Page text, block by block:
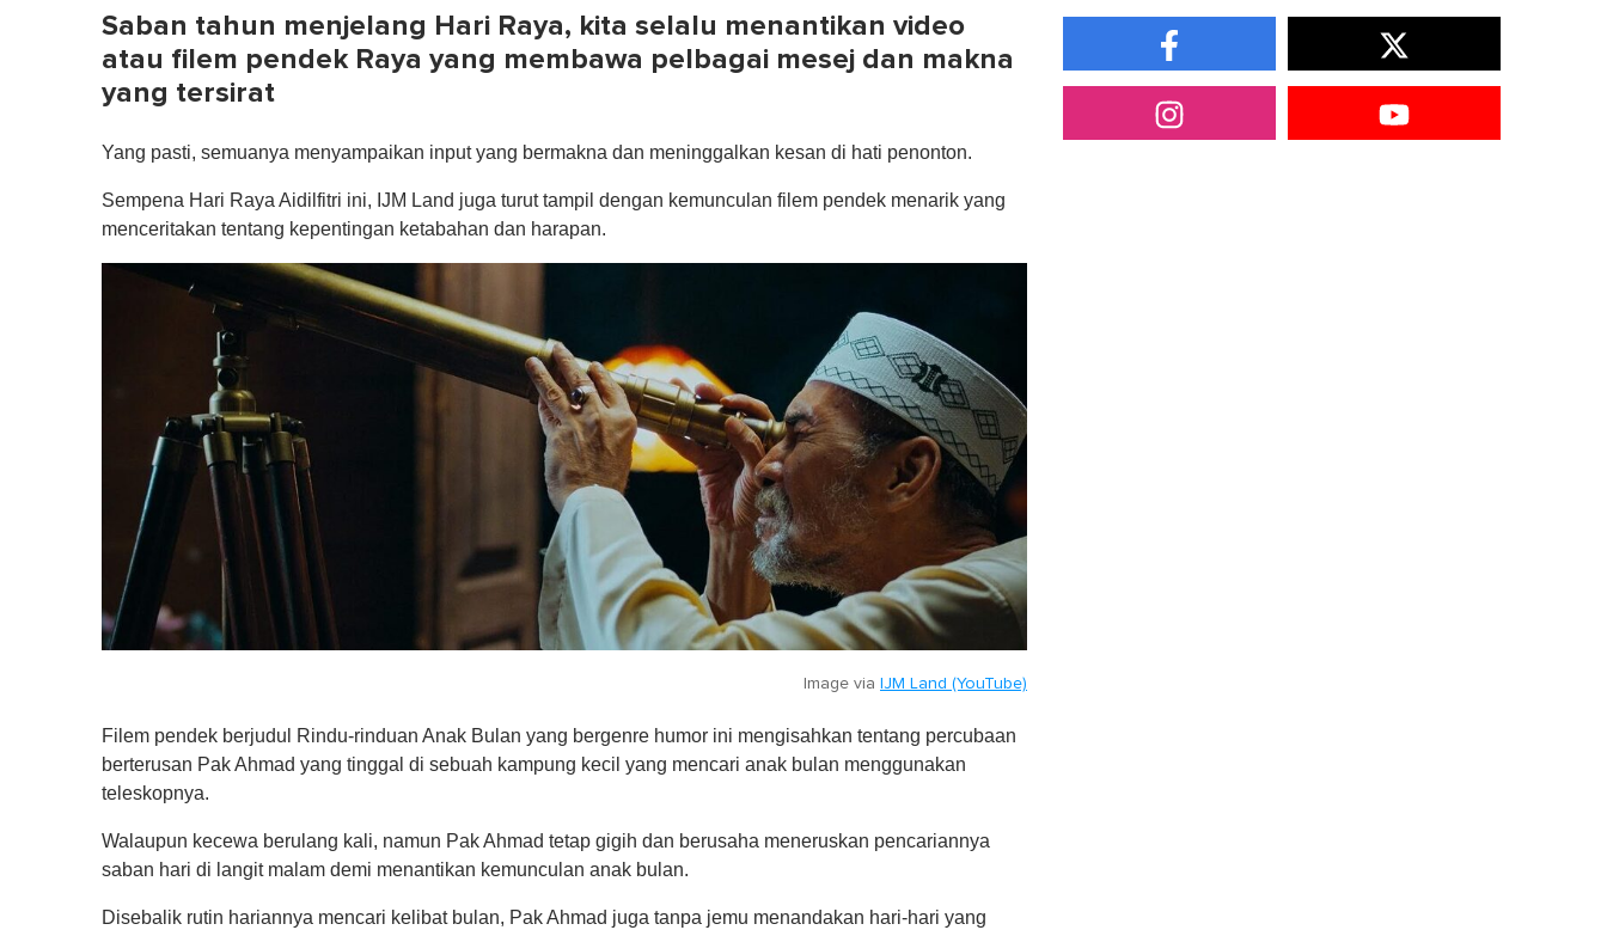
Saban tahun menjelang Hari Raya, kita selalu menantikan video
atau filem pendek Raya yang membawa pelbagai mesej dan makna
yang tersirat
Yang pasti, semuanya menyampaikan input yang bermakna dan meninggalkan kesan di hati penonton.
Sempena Hari Raya Aidilfitri ini, IJM Land juga turut tampil dengan kemunculan filem pendek menarik yang
menceritakan tentang kepentingan ketabahan dan harapan.
Image via IJM Land (YouTube)
Filem pendek berjudul Rindu-rinduan Anak Bulan yang bergenre humor ini mengisahkan tentang percubaan
berterusan Pak Ahmad yang tinggal di sebuah kampung kecil yang mencari anak bulan menggunakan
teleskopnya.
Walaupun kecewa berulang kali, namun Pak Ahmad tetap gigih dan berusaha meneruskan pencariannya
saban hari di langit malam demi menantikan kemunculan anak bulan.
Disebalik rutin hariannya mencari kelibat bulan, Pak Ahmad juga tanpa jemu menandakan hari-hari yang